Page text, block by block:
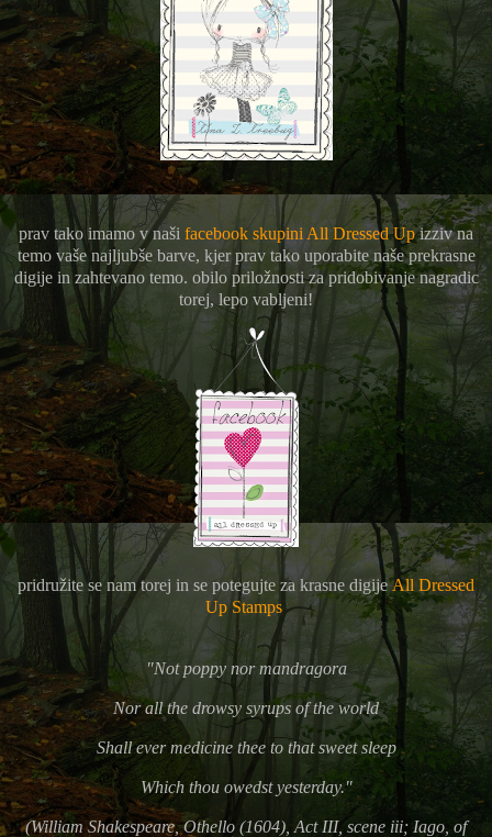
prav tako imamo v naši facebook skupini All Dressed Upizziv na
temo vaše najljubše barve, kjer prav tako uporabite naše prekrasne
digije in zahtevano temo. obilo priložnosti za pridobivanje nagradic
torej, lepo vabljeni!
pridružite se nam torej in se potegujte za krasne digijeAll Dressed
Up Stamps
"Not poppy nor mandragora
Nor all the drowsy syrups of the world
Shall ever medicine thee to that sweet sleep
Which thou owedst yesterday."
(William Shakespeare, Othello (1604), Act III, scene iii; Iago, of